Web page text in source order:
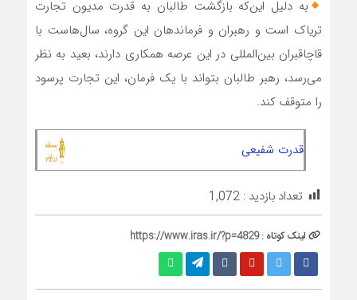
به دلیل این‌که بازگشت طالبان به قدرت مدیون تجارت
تریاک است و رهبران و فرماندهان این گروه، سال‌هاست با
قاچاقبران بین‌المللی در این عرصه همکاری دارند، بعید به نظر
می‌رسد، رهبر طالبان بتواند با یک فرمان، این تجارت پرسود
را متوقف کند.
قدرت شفیعی
تعداد بازدید : 1,072
لینک کوتاه :https://www.iras.ir/?p=4829